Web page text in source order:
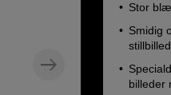
Stor
Smidig
billeder